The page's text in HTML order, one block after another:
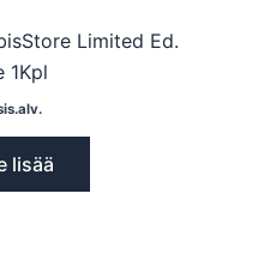
Limited Ed.
1Kpl
lisää